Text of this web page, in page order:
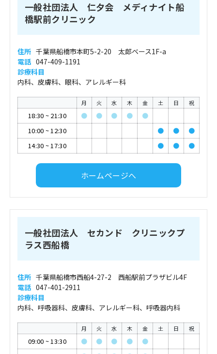
一般社団法人 仁夕会 メディナイト船
橋駅前クリニック
住所 千葉県船橋市本町5-2-20 太郎ベース1F-a
電話 047-409-1191
診療科目
内科、皮膚科、眼科、アレルギー科
月 火 水 木 金 土 日 祝
18:30 ~ 21:30 ● ● ● ●
●
10:00 ~12:30 ● ●
●
14:30 ~17:30 ● ● ●
ホームページへ
一般社団法人 セカンド クリニックプ
ラス西船橋
住所 千葉県船橋市西船4-27-2 西船駅前プラザビル4F
電話 047-401-2911
診療科目
内科、呼吸器科、皮膚科、アレルギー科、呼吸器内科
月 火 水 木 金 土 日 祝
09:00 ~13:30 ● ● ● ●
●